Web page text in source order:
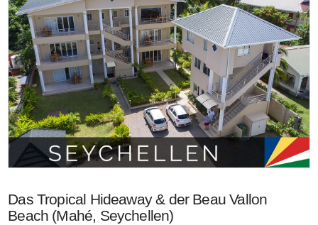
Das Tropical Hideaway & der Beau Vallon
Beach (Mahé, Seychellen)